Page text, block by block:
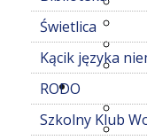
Świetlica
Kącik języka
RODO
Szkolny Klub